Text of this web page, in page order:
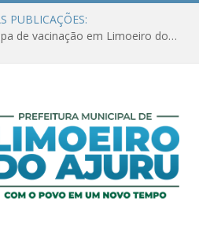
PUBLICAÇÕES:
Amanhã começa nova etapa de vacinação em Limoeiro do Ajuru para idosos com 65 ou mais